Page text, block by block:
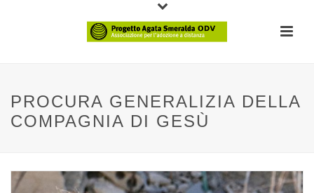
PROCURA GENERALIZIA DELLA
COMPAGNIA DI GESÙ